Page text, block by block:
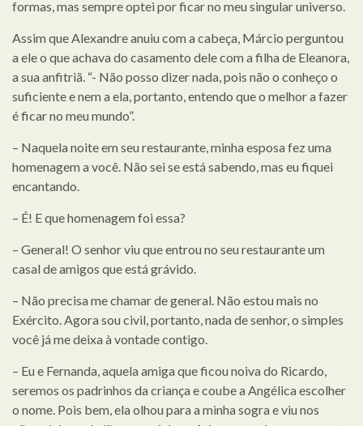
formas, mas sempre optei por ficar no meu singular universo.
Assim que Alexandre anuiu com a cabeça, Márcio perguntou
a ele o que achava do casamento dele com a filha de Eleanora,
a sua anfitriã. “- Não posso dizer nada, pois não o conheço o
suficiente e nem a ela, portanto, entendo que o melhor a fazer
é ficar no meu mundo”.
– Naquela noite em seu restaurante, minha esposa fez uma
homenagem a você. Não sei se está sabendo, mas eu fiquei
encantando.
– É! E que homenagem foi essa?
– General! O senhor viu que entrou no seu restaurante um
casal de amigos que está grávido.
– Não precisa me chamar de general. Não estou mais no
Exército. Agora sou civil, portanto, nada de senhor, o simples
você já me deixa à vontade contigo.
– Eu e Fernanda, aquela amiga que ficou noiva do Ricardo,
seremos os padrinhos da criança e coube a Angélica escolher
o nome. Pois bem, ela olhou para a minha sogra e viu nos